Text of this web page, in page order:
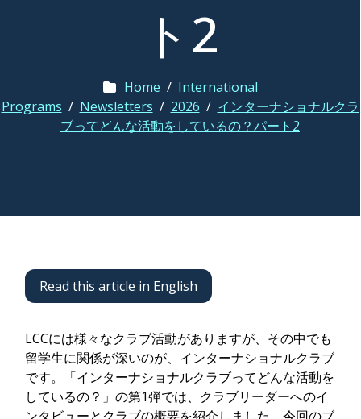
ト2
Home / International
Programs / Newsletters / 2026 / インターナショナルクラ
ブってどんな活動をしているの？パート2
Read this article in English
LCCには様々なクラブ活動がありますが、その中でも
留学生に関係が深いのが、インターナショナルクラブ
です。「インターナショナルクラブってどんな活動を
しているの？」の第1弾では、クラブリーダーへのイ